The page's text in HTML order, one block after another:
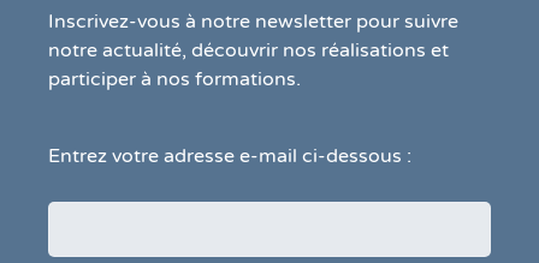
Inscrivez-vous à notre newsletter pour suivre
notre actualité, découvrir nos réalisations et
participer à nos formations.
Entrez votre adresse e-mail ci-dessous :